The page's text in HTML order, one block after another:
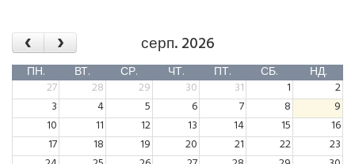
‹ › серп. 2026
ПН. ВТ. СР. ЧТ. ПТ. СБ.
НД.
27
28 29 30 31 1
2
3
4 5 6 7 8
9
10
11 12 13 14 15
16
17
18 19 20 21 22
23